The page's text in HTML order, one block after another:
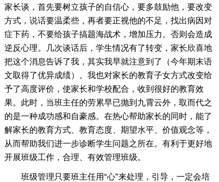
家长谈，首先要树立孩子的自信心，要多鼓励他，要改变
方式，说话要温柔些，再者要正视他的不足，找出病因对
症下药，不要给孩子搞题海战术，增加压力。否则会造成
逆反心理。几次谈话后，学生情况有了转变，家长欣喜地
把这个消息告诉了我，其实我早就注意到了（今年期末语
文取得了优异成绩）。我也对家长的教育子女方式改变给
予了高度评价，使家长和学校配合，收到很好的教育效
果。此时，当班主任的劳累早已抛到九霄云外，取而代之
的是一种成功感和自豪感。在热心帮助家长的同时，能了
解家长的教育方式、教育态度、期望水平、价值观念等，
从而帮助我们进一步诊断学生问题之所在。有利于更好地
开展班级工作，合理、有效管理班级。
班级管理只要班主任用“心”来处理，引导，一定会培